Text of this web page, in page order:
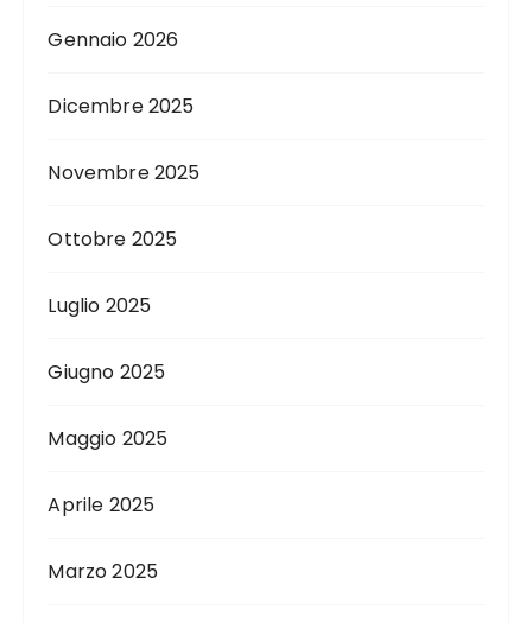
Gennaio 2026
Dicembre 2025
Novembre 2025
Ottobre 2025
Luglio 2025
Giugno 2025
Maggio 2025
Aprile 2025
Marzo 2025